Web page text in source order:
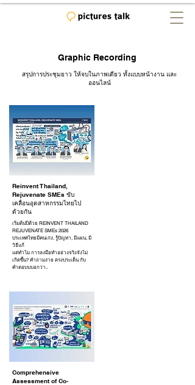
Graphic Recording
สรุปการประชุมยาว ให้จบในภาพเดียว ทั้งแบบหน้างาน และ
ออนไลน์
Reinvent Thailand,
Rejuvenate SMEs ขับ
เคลื่อนอุตสาหกรรมไทยไป
ด้วยกัน
เริ่มต้นปีด้วย REINVENT THAILAND
REJUVENATE SMEs 2026
ประเทศไทยมีคนเก่ง, รู้ปัญหา, มีแผน, มี
วิธีแก้
แต่ทำไม การลงมือทำอย่างจริงจังไม่
เกิดขึ้น? คำถามง่าย ตรงประเด็น กับ
คำตอบบบอกว่า..
Comprehensive
Assessment of Co-